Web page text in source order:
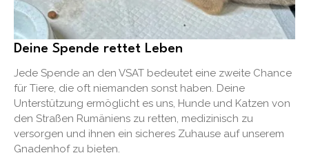
Deine Spende rettet Leben
Jede Spende an den VSAT bedeutet eine zweite Chance
für Tiere, die oft niemanden sonst haben. Deine
Unterstützung ermöglicht es uns, Hunde und Katzen von
den Straßen Rumäniens zu retten, medizinisch zu
versorgen und ihnen ein sicheres Zuhause auf unserem
Gnadenhof zu bieten.